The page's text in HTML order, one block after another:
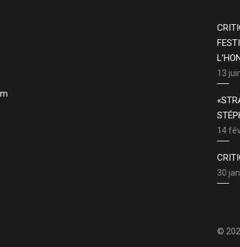
13
14
30
©